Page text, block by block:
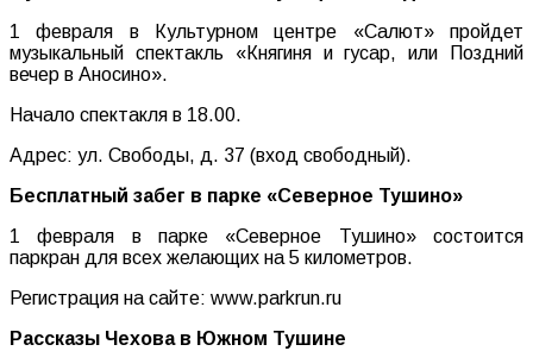
1 февраля в Культурном центре «Салют» пройдет
музыкальный спектакль «Княгиня и гусар, или Поздний
вечер в Аносино».
Начало спектакля в 18.00.
Адрес: ул. Свободы, д. 37 (вход свободный).
Бесплатный забег в парке «Северное Тушино»
1 февраля в парке «Северное Тушино» состоится
паркран для всех желающих на 5 километров.
Регистрация на сайте: www.parkrun.ru
Рассказы Чехова в Южном Тушине